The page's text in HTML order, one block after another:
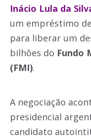
Inácio Lula da
um empréstimo
para liberar um
bilhões do Fundo
(FMI).
A negociação
presidencial
candidato